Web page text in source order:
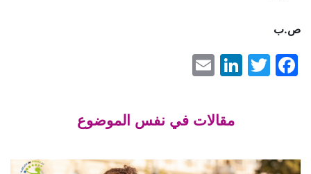
ص.ب
Facebook
Twitter
LinkedIn
مقالات في نفس الموضوع